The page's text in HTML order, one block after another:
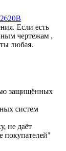
Если есть
чертежам ,
любая.
защищённых
систем
не даёт
покупателей"